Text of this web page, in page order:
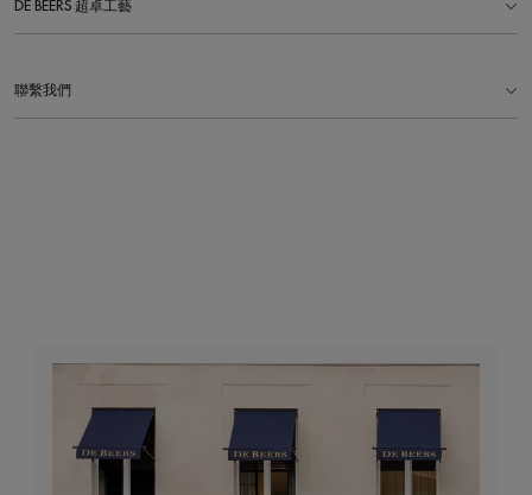
DE BEERS 超卓工藝
聯繫我們